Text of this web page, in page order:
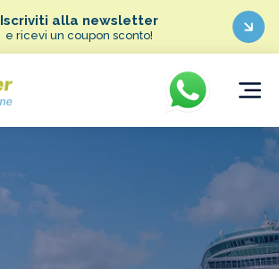
Iscriviti alla newsletter
e ricevi un coupon sconto!